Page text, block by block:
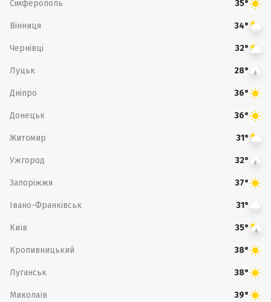
Сімферополь 35°
Вінниця 34°
Чернівці 32°
Луцьк 28°
Дніпро 36°
Донецьк 36°
Житомир 31°
Ужгород 32°
Запоріжжя 37°
Івано-Франківськ 31°
Київ 35°
Кропивницький 38°
Луганськ 38°
Миколаїв 39°